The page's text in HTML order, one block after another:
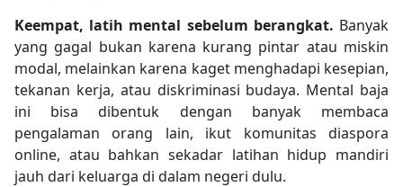
Keempat, latih mental sebelum berangkat. Banyak
yang gagal bukan karena kurang pintar atau miskin
modal, melainkan karena kaget menghadapi kesepian,
tekanan kerja, atau diskriminasi budaya. Mental baja
ini bisa dibentuk dengan banyak membaca
pengalaman orang lain, ikut komunitas diaspora
online, atau bahkan sekadar latihan hidup mandiri
jauh dari keluarga di dalam negeri dulu.